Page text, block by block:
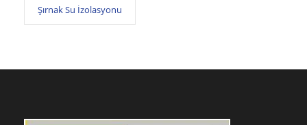
Şırnak Su İzolasyonu